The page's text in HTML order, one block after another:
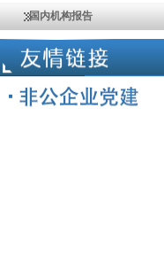
国内机构报告